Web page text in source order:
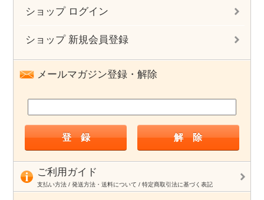
ショップ ログイン
ショップ 新規会員登録
メールマガジン登録・解除
ご利用ガイド
支払い方法 / 発送方法・送料について / 特定商取引法に基づく表記